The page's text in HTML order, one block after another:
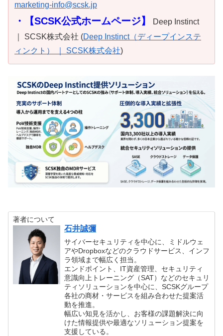
marketing-info@scsk.jp
・【SCSK公式ホームページ】
Deep Instinct
｜ SCSK株式会社 (Deep Instinct（ディープインステ
ィンクト） ｜ SCSK株式会社)
著者について
石井誠彌
サイバーセキュリティを中心に、ミドルウェ
アやDropboxなどのクラウドサービス、インフ
ラ領域まで幅広く担当。
エンドポイント、IT資産管理、セキュリティ
意識向上トレーニング（SAT）などのセキュリ
ティソリューションを中心に、SCSKグループ
各社の商材・サービスを組み合わせた提案活
動を推進。
幅広い知見を活かし、お客様の課題解決に向
けた情報提供や最適なソリューション提案を
支援している。